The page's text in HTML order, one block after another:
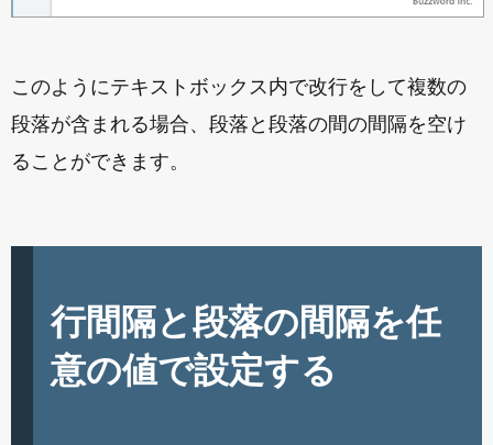
このようにテキストボックス内で改行をして複数の
段落が含まれる場合、段落と段落の間の間隔を空け
ることができます。
行間隔と段落の間隔を任
意の値で設定する